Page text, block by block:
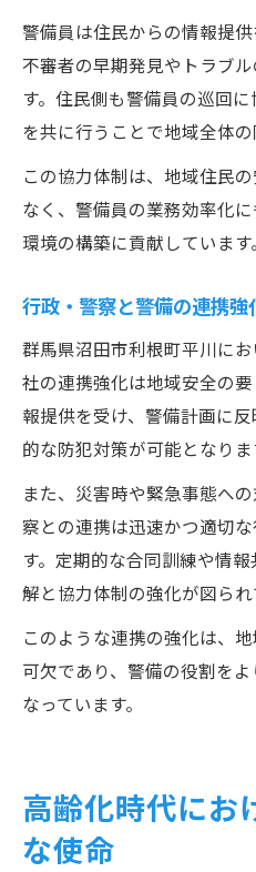
警備員は住民からの情報提供
不審者の早期発見やトラブ
す。住民側も警備員の巡回
を共に行うことで地域全体の
この協力体制は、地域住民
なく、警備員の業務効率化
環境の構築に貢献しています。
行政・警察と警備の連携強
群馬県沼田市利根町平川に
社の連携強化は地域安全の
報提供を受け、警備計画に
的な防犯対策が可能となりま
また、災害時や緊急事態へ
察との連携は迅速かつ適切
す。定期的な合同訓練や情
解と協力体制の強化が図られ
このような連携の強化は、
可欠であり、警備の役割を
なっています。
高齢化時代にお
な使命